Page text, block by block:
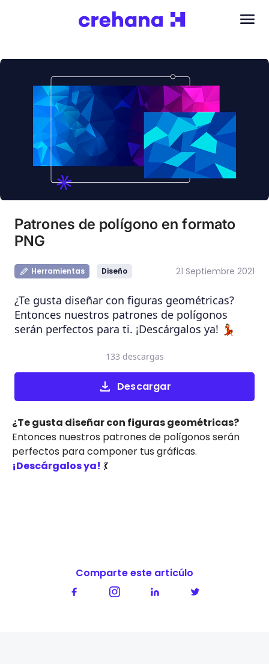
Patrones de polígono en formato
PNG
Herramientas Diseño 21 Septiembre 2021
¿Te gusta diseñar con figuras geométricas?
Entonces nuestros patrones de polígonos
serán perfectos para ti. ¡Descárgalos ya! 💃
Descargar
133 descargas
¿Te gusta diseñar con figuras geométricas?
Entonces nuestros patrones de polígonos serán
perfectos para componer tus gráficas.
¡Descárgalos ya! 💃
Comparte este articúlo